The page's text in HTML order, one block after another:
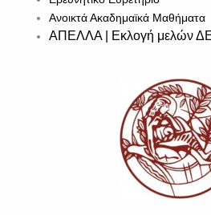
Ανοικτά Ακαδημαϊκά Μαθήματα
ΑΠΕΛΛΑ | Εκλογή μελών